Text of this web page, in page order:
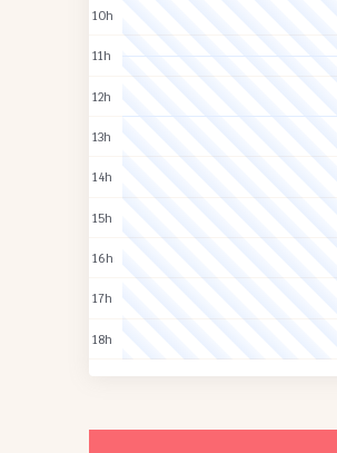
10h
11h
12h
13h
14h
15h
16h
17h
18h